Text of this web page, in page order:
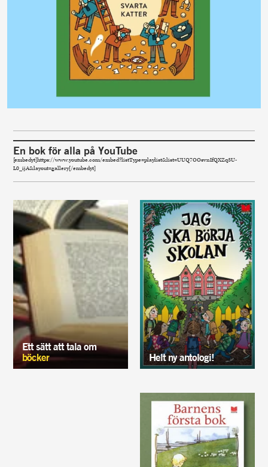
En bok för alla på YouTube
[embedyt]https://www.youtube.com/embed?listType=playlist&list=UUQ7OOsvnIfQXZq3U-
L0_ijA&layout=gallery[/embedyt]
Ett sätt att tala om
böcker
Helt ny antologi!